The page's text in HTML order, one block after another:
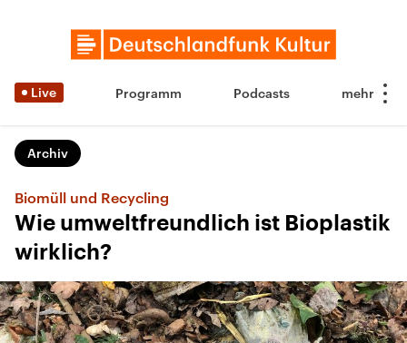
Live Programm Podcasts
Archiv
Biomüll und Recycling
Wie umweltfreundlich ist Bioplastik
wirklich?